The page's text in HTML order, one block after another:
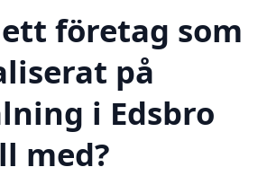
företag som
på
i Edsbro
med?